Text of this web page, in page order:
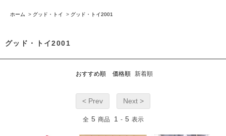
ホーム > グッド・トイ > グッド・トイ2001
グッド・トイ2001
おすすめ順 価格順 新着順
< Prev Next >
全 5 商品 1 - 5 表示